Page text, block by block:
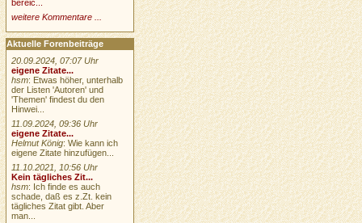
bereic...
weitere Kommentare ...
Aktuelle Forenbeiträge
20.09.2024, 07:07 Uhr
eigene Zitate...
hsm: Etwas höher, unterhalb
der Listen 'Autoren' und
'Themen' findest du den
Hinwei...
11.09.2024, 09:36 Uhr
eigene Zitate...
Helmut König: Wie kann ich
eigene Zitate hinzufügen...
11.10.2021, 10:56 Uhr
Kein tägliches Zit...
hsm: Ich finde es auch
schade, daß es z.Zt. kein
tägliches Zitat gibt. Aber
man...